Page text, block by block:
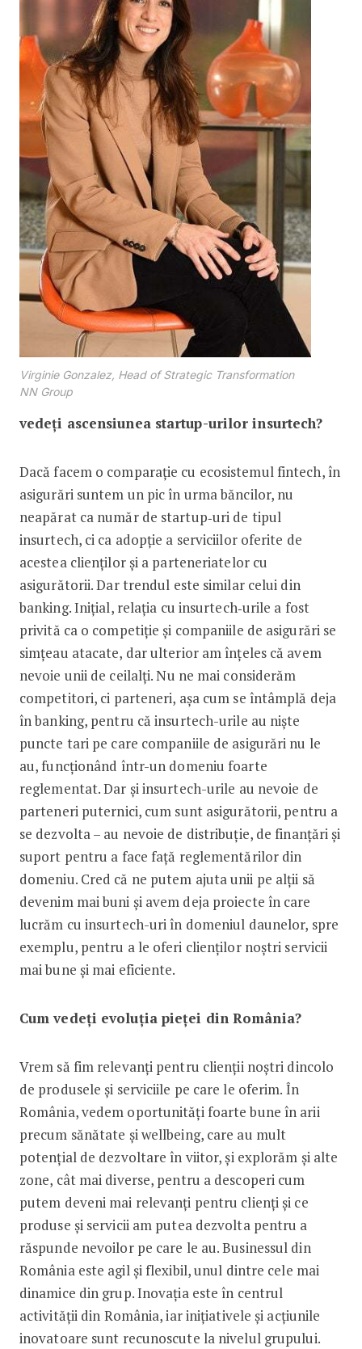
Virginie Gonzalez, Head of Strategic Transformation
NN Group
vedeți ascensiunea startup-urilor insurtech?
Dacă facem o comparație cu ecosistemul fintech, în
asigurări suntem un pic în urma băncilor, nu
neapărat ca număr de startup‑uri de tipul
insurtech, ci ca adopție a serviciilor oferite de
acestea clienților și a parteneriatelor cu
asigurătorii. Dar trendul este similar celui din
banking. Inițial, relația cu insurtech‑urile a fost
privită ca o competiție și companiile de asigurări se
simțeau atacate, dar ulterior am înțeles că avem
nevoie unii de ceilalți. Nu ne mai considerăm
competitori, ci parteneri, așa cum se întâmplă deja
în banking, pentru că insurtech-urile au niște
puncte tari pe care companiile de asigurări nu le
au, funcționând într-un domeniu foarte
reglementat. Dar și insurtech-urile au nevoie de
parteneri puternici, cum sunt asigurătorii, pentru a
se dezvolta – au nevoie de distribuție, de finanțări și
suport pentru a face față reglementărilor din
domeniu. Cred că ne putem ajuta unii pe alții să
devenim mai buni și avem deja proiecte în care
lucrăm cu insurtech-uri în domeniul daunelor, spre
exemplu, pentru a le oferi clienților noștri servicii
mai bune și mai eficiente.
Cum vedeți evoluția pieței din România?
Vrem să fim relevanți pentru clienții noștri dincolo
de produsele și serviciile pe care le oferim. În
România, vedem oportunități foarte bune în arii
precum sănătate și wellbeing, care au mult
potențial de dezvoltare în viitor, și explorăm și alte
zone, cât mai diverse, pentru a descoperi cum
putem deveni mai relevanți pentru clienți și ce
produse și servicii am putea dezvolta pentru a
răspunde nevoilor pe care le au. Businessul din
România este agil și flexibil, unul dintre cele mai
dinamice din grup. Inovația este în centrul
activității din România, iar inițiativele și acțiunile
inovatoare sunt recunoscute la nivelul grupului.